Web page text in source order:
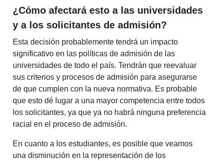
¿Cómo afectará esto a las universidades
y a los solicitantes de admisión?
Esta decisión probablemente tendrá un impacto
significativo en las políticas de admisión de las
universidades de todo el país. Tendrán que reevaluar
sus criterios y procesos de admisión para asegurarse
de que cumplen con la nueva normativa. Es probable
que esto dé lugar a una mayor competencia entre todos
los solicitantes, ya que ya no habrá ninguna preferencia
racial en el proceso de admisión.
En cuanto a los estudiantes, es posible que veamos
una disminución en la representación de los